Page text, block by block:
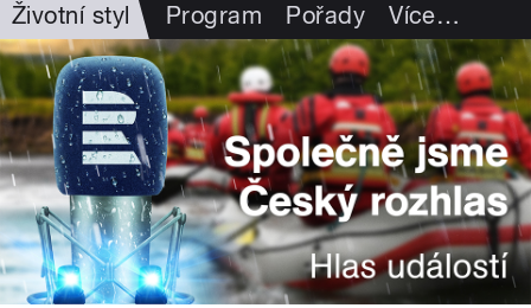
Životní styl Program Pořady Více…